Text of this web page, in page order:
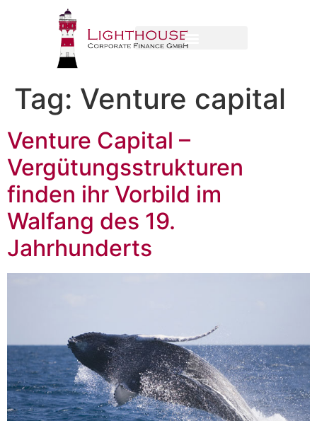
Tag: Venture capital
Venture Capital –
Vergütungsstrukturen
finden ihr Vorbild im
Walfang des 19.
Jahrhunderts